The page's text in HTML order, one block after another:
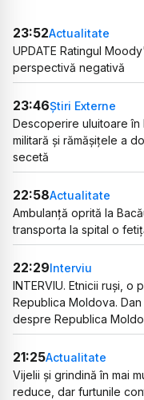
23:52Actualitate
UPDATE Ratingul
perspectivă negativă
23:46Știri Externe
Descoperire uluitoare în
militară și rămășițele a
secetă
22:58Actualitate
Ambulanță oprită la
transporta la spital o
22:29Interviu
INTERVIU. Etnicii ruși, o
Republica Moldova.
despre Republica
21:25Actualitate
Vijelii și grindină în mai
reduce, dar furtunile